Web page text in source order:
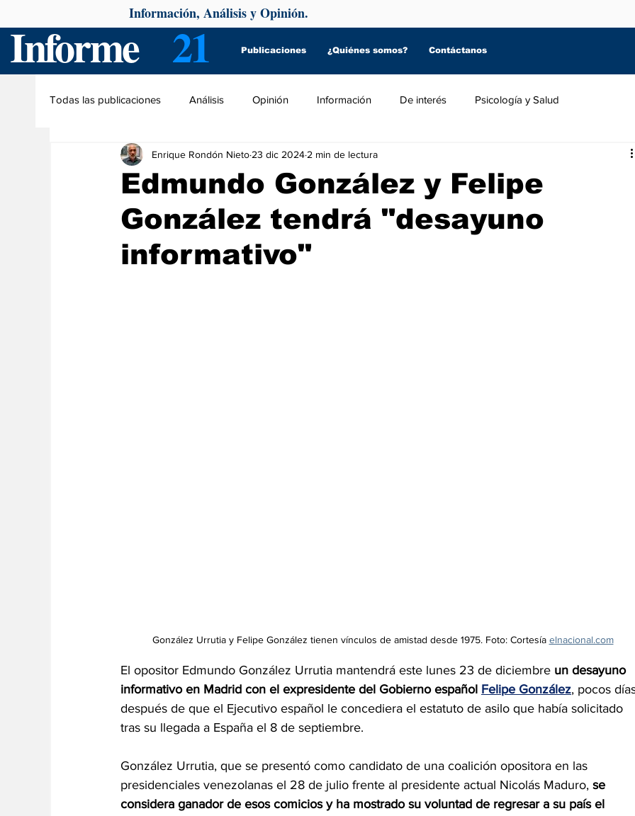
Informe 21 Publicaciones ¿Quiénes somos? Contáctanos
Información, Análisis y Opinión.
Todas las publicaciones Análisis Opinión Información De interés Psicología y Salud
Edmundo González y Felipe
González tendrá "desayuno
informativo"
Enrique Rondón Nieto 23 dic 2024 2 min de lectura
González Urrutia y Felipe González tienen vínculos de amistad desde 1975. Foto: Cortesía elnacional.com
El opositor Edmundo González Urrutia mantendrá este lunes 23 de diciembre un desayuno
informativo en Madrid con el expresidente del Gobierno español Felipe González, pocos
después de que el Ejecutivo español le concediera el estatuto de asilo que había solicitado
tras su llegada a España el 8 de septiembre.
González Urrutia, que se presentó como candidato de una coalición opositora en las
presidenciales venezolanas el 28 de julio frente al presidente actual Nicolás Maduro, se
considera ganador de esos comicios y ha mostrado su voluntad de regresar a su país el